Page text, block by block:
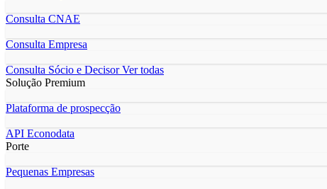
Consulta CNAE
Consulta Empresa
Consulta Sócio e DecisorVer todas
Solução Premium
Plataforma de prospecção
API Econodata
Porte
Pequenas Empresas